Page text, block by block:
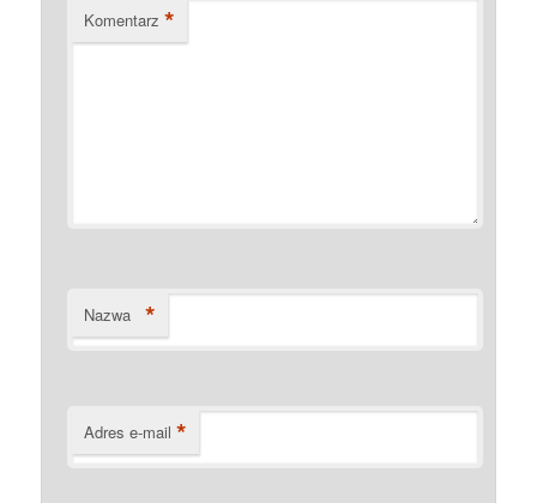
Komentarz *
Nazwa *
Adres e-mail *